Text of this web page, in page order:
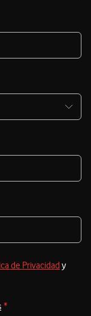
de Privacidad y
*